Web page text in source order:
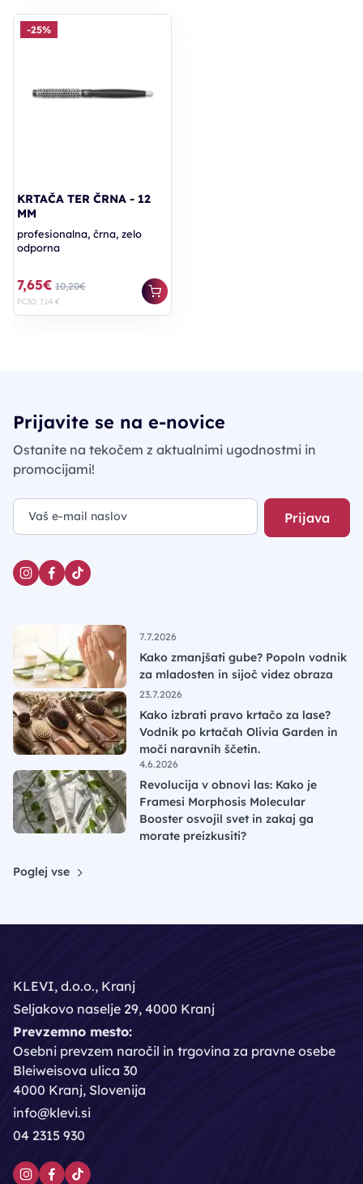
-25%
KRTAČA TER ČRNA - 12
MM
profesionalna, črna, zelo
odporna
7,65€ 10,20€
PC30: 7,14 €
Prijavite se na e-novice
Ostanite na tekočem z aktualnimi ugodnostmi in
promocijami!
Prijava
7.7.2026
Kako zmanjšati gube? Popoln vodnik
za mladosten in sijoč videz obraza
23.7.2026
Kako izbrati pravo krtačo za lase?
Vodnik po krtačah Olivia Garden in
moči naravnih ščetin.
4.6.2026
Revolucija v obnovi las: Kako je
Framesi Morphosis Molecular
Booster osvojil svet in zakaj ga
morate preizkusiti?
Poglej vse
KLEVI, d.o.o., Kranj
Seljakovo naselje 29, 4000 Kranj
Prevzemno mesto:
Osebni prevzem naročil in trgovina za pravne osebe
Bleiweisova ulica 30
4000 Kranj, Slovenija
info@klevi.si
04 2315 930